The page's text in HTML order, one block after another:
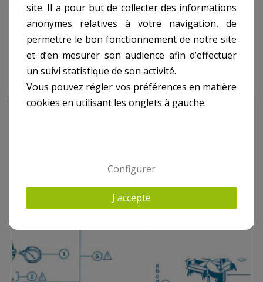
Hayward - Pour Filtre Pro Grid - N° 16 - Ensemble élément
filtrant DE6000
Code : DEX6000DC
Sur image , N° 16
site. Il a pour but de collecter des informations
anonymes relatives à votre navigation, de
permettre le bon fonctionnement de notre site
et d’en mesurer son audience afin d’effectuer
un suivi statistique de son activité.
Vous pouvez régler vos préférences en matière
cookies en utilisant les onglets à gauche.
Configurer
J'accepte